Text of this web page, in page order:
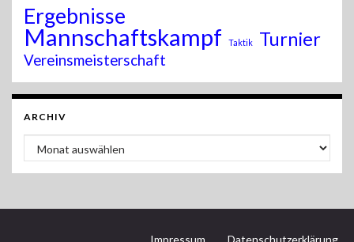
Ergebnisse
Mannschaftskampf Taktik Turnier
Vereinsmeisterschaft
ARCHIV
Archiv